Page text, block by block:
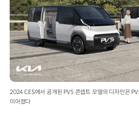
2024 CES에서 공개된 PV5 콘셉트 모델의 디자인은
이어졌다